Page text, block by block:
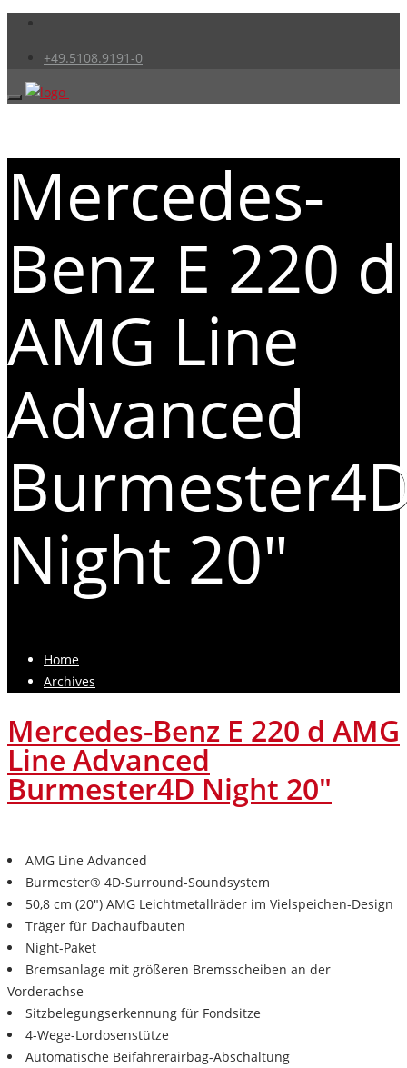
+49.5108.9191-0
Mercedes-
Benz E 220 d
AMG Line
Advanced
Night 20"
Home
Archives
Mercedes-Benz E 220 d AMG
Line Advanced
Burmester4D Night 20"
AMG Line Advanced
Burmester® 4D-Surround-Soundsystem
50,8 cm (20") AMG Leichtmetallräder im Vielspeichen-Design
Träger für Dachaufbauten
Night-Paket
Bremsanlage mit größeren Bremsscheiben an der
Vorderachse
Sitzbelegungserkennung für Fondsitze
4-Wege-Lordosenstütze
Automatische Beifahrerairbag-Abschaltung